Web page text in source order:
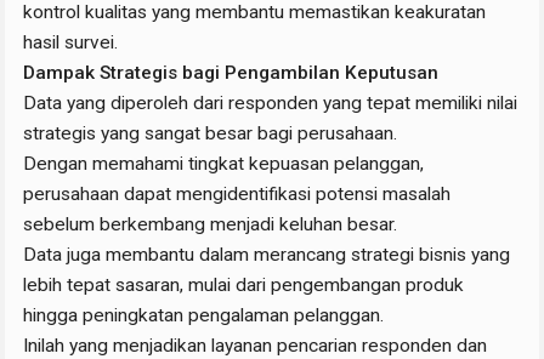
kontrol kualitas yang membantu memastikan keakuratan
hasil survei.
Dampak Strategis bagi Pengambilan Keputusan
Data yang diperoleh dari responden yang tepat memiliki nilai
strategis yang sangat besar bagi perusahaan.
Dengan memahami tingkat kepuasan pelanggan,
perusahaan dapat mengidentifikasi potensi masalah
sebelum berkembang menjadi keluhan besar.
Data juga membantu dalam merancang strategi bisnis yang
lebih tepat sasaran, mulai dari pengembangan produk
hingga peningkatan pengalaman pelanggan.
Inilah yang menjadikan layanan pencarian responden dan